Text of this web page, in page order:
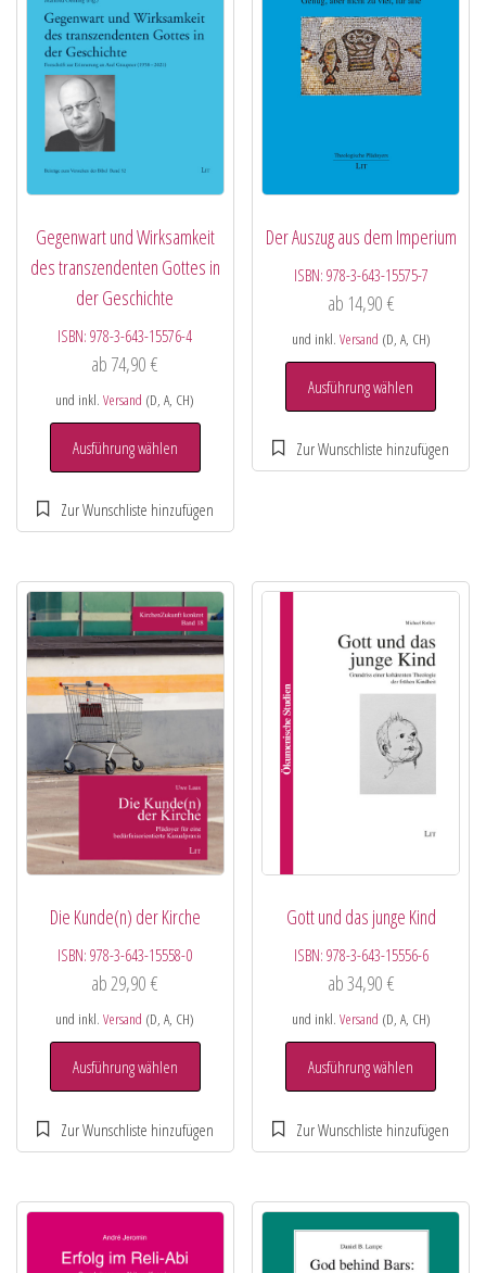
Gegenwart und Wirksamkeit
des transzendenten Gottes in
der Geschichte
ISBN:978-3-643-15576-4
ab 74,90€
und inkl.Versand (D, A, CH)
Ausführung wählen
Der Auszug aus dem Imperium
ISBN: 978-3-643-15575-7
ab 14,90 €
und inkl. Versand (D, A, CH)
Ausführung wählen
Die Kunde(n) der Kirche
ISBN:978-3-643-15558-0
ab29,90€
und inkl.Versand (D, A, CH)
Ausführung wählen
Gott und das junge Kind
ISBN: 978-3-643-15556-6
ab34,90 €
und inkl. Versand (D, A, CH)
Ausführung wählen